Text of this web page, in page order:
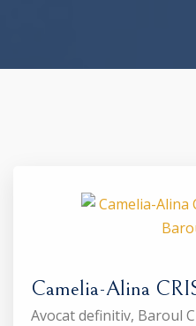
Camelia-Alina
Avocat definitiv, Baroul